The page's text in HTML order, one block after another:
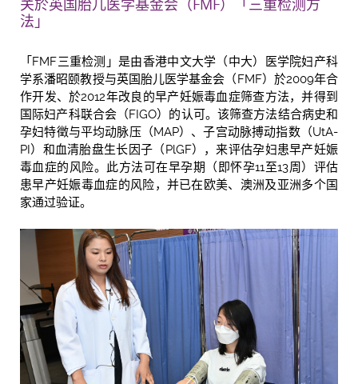
关於英国胎儿医学基金会（FMF）「三重检测方
法」
「FMF三重检测」是由香港中文大学（中大）医学院妇产科
学系潘昭颐教授与英国胎儿医学基金会（FMF）於2009年合
作开发、於2012年改良的早产妊娠毒血症筛查方法，并得到
国际妇产科联合会（FIGO）的认可。该筛查方法结合病史和
孕妇特徵与平均动脉压（MAP）、子宫动脉搏动指数（UtA-
PI）和血清胎盘生长因子（PlGF），来评估孕妇患早产妊娠
毒血症的风险。此方法可在早孕期（即怀孕11至13周）评估
患早产妊娠毒血症的风险，并已在欧美、澳洲及亚洲多个国
家通过验证。